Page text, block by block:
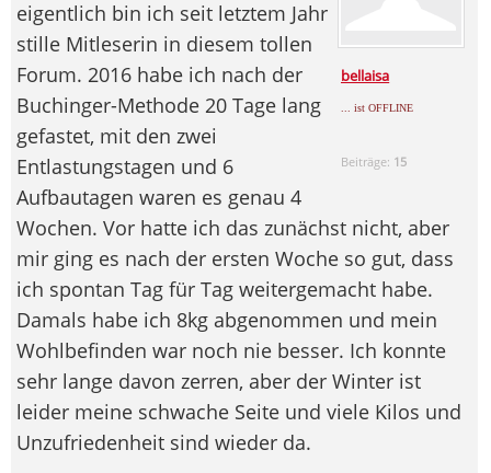
bellaisa
... ist OFFLINE
Beiträge: 15
eigentlich bin ich seit letztem Jahr
stille Mitleserin in diesem tollen
Forum. 2016 habe ich nach der
Buchinger-Methode 20 Tage lang
gefastet, mit den zwei
Entlastungstagen und 6
Aufbautagen waren es genau 4
Wochen. Vor hatte ich das zunächst nicht, aber
mir ging es nach der ersten Woche so gut, dass
ich spontan Tag für Tag weitergemacht habe.
Damals habe ich 8kg abgenommen und mein
Wohlbefinden war noch nie besser. Ich konnte
sehr lange davon zerren, aber der Winter ist
leider meine schwache Seite und viele Kilos und
Unzufriedenheit sind wieder da.